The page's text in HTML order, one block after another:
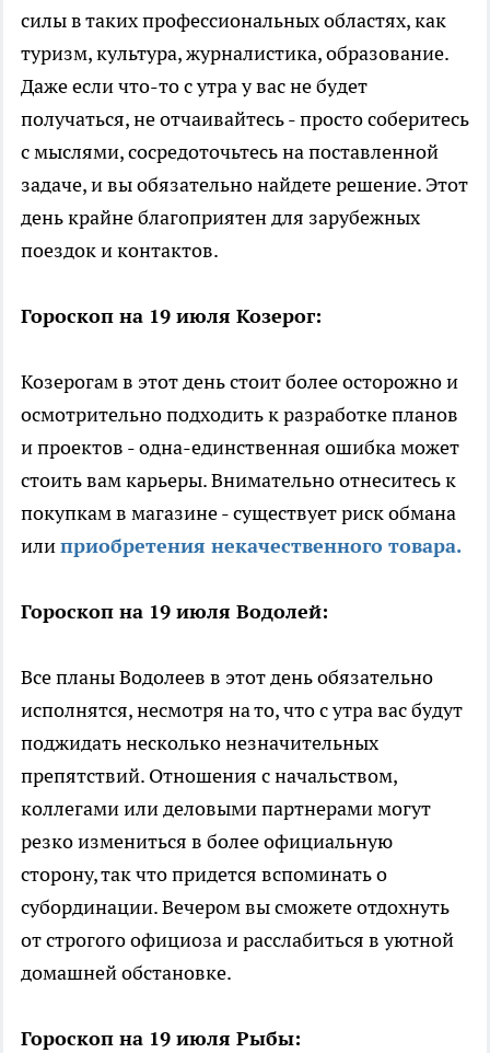
силы в таких профессиональных областях, как
туризм, культура, журналистика, образование.
Даже если что-то с утра у вас не будет
получаться, не отчаивайтесь - просто соберитесь
с мыслями, сосредоточьтесь на поставленной
задаче, и вы обязательно найдете решение. Этот
день крайне благоприятен для зарубежных
поездок и контактов.
Гороскоп на 19 июля Козерог:
Козерогам в этот день стоит более осторожно и
осмотрительно подходить к разработке планов
и проектов - одна-единственная ошибка может
стоить вам карьеры. Внимательно отнеситесь к
покупкам в магазине - существует риск обмана
илиприобретения некачественного товара.
Гороскоп на 19 июля Водолей:
Все планы Водолеев в этот день обязательно
исполнятся, несмотря на то, что с утра вас будут
поджидать несколько незначительных
препятствий. Отношения с начальством,
коллегами или деловыми партнерами могут
резко измениться в более официальную
сторону, так что придется вспоминать о
субординации. Вечером вы сможете отдохнуть
от строгого официоза и расслабиться в уютной
домашней обстановке.
Гороскоп на 19 июля Рыбы: